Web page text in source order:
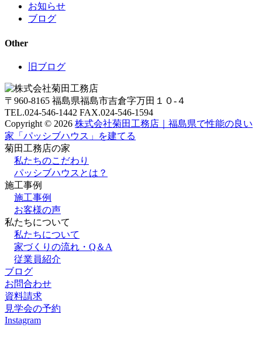
お知らせ
ブログ
Other
旧ブログ
〒960-8165 福島県福島市吉倉字万田１０-４
TEL.024-546-1442 FAX.024-546-1594
Copyright © 2026 株式会社菊田工務店｜福島県で性能の良い
家「パッシブハウス」を建てる
菊田工務店の家
私たちのこだわり
パッシブハウスとは？
施⼯事例
施⼯事例
お客様の声
私たちについて
私たちについて
家づくりの流れ・Q＆A
従業員紹介
ブログ
お問合わせ
資料請求
見学会の予約
Instagram